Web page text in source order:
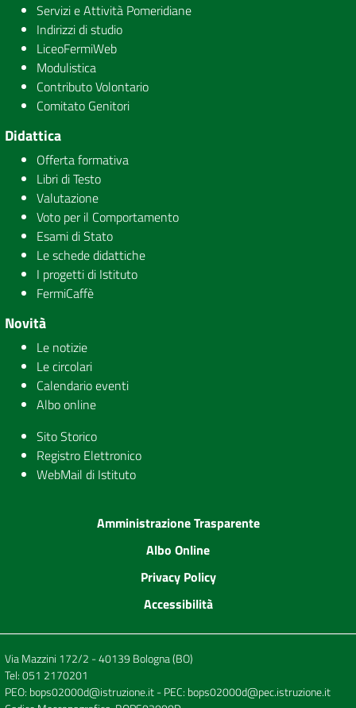
Servizi e Attività Pomeridiane
Indirizzi di studio
LiceoFermiWeb
Modulistica
Contributo Volontario
Comitato Genitori
Didattica
Offerta formativa
Libri di Testo
Valutazione
Voto per il Comportamento
Esami di Stato
Le schede didattiche
I progetti di Istituto
FermiCaffè
Novità
Le notizie
Le circolari
Calendario eventi
Albo online
Sito Storico
Registro Elettronico
WebMail di Istituto
Amministrazione Trasparente
Albo Online
Privacy Policy
Accessibilità
Via Mazzini 172/2 - 40139 Bologna (BO)
Tel:051 2170201
PEO: bops02000d@istruzione.it- PEC: bops02000d@pec.istruzione.it